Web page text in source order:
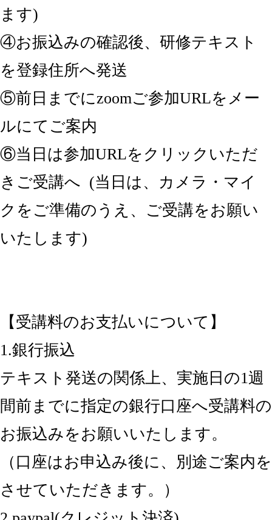
ます)
④お振込みの確認後、研修テキスト
を登録住所へ発送
⑤前日までにzoomご参加URLをメー
ルにてご案内
⑥当日は参加URLをクリックいただ
きご受講へ (当日は、カメラ・マイ
クをご準備のうえ、ご受講をお願い
いたします)
【受講料のお支払いについて】
1.銀行振込
テキスト発送の関係上、実施日の1週
間前までに指定の銀行口座へ受講料の
お振込みをお願いいたします。
（口座はお申込み後に、別途ご案内を
させていただきます。）